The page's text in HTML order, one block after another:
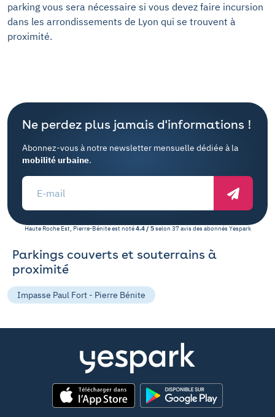
parking vous sera nécessaire si vous devez faire incursion
dans les arrondissements de Lyon qui se trouvent à
proximité.
Ne perdez plus jamais d'informations !
Abonnez-vous à notre newsletter mensuelle dédiée à la
mobilité urbaine.
Haute Roche Est, Pierre-Béniteest noté4.4/ 5selon 37avis des abonnésYespark
Parkings couverts et souterrains à
proximité
Impasse Paul Fort - Pierre Bénite